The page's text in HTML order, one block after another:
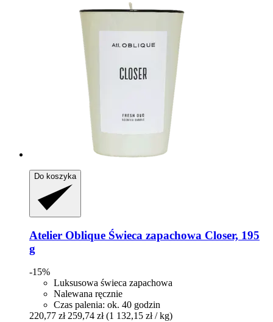
Do koszyka
Atelier Oblique Świeca zapachowa Closer, 195
g
-15%
Luksusowa świeca zapachowa
Nalewana ręcznie
Czas palenia: ok. 40 godzin
220,77 zł 259,74 zł (1 132,15 zł / kg)